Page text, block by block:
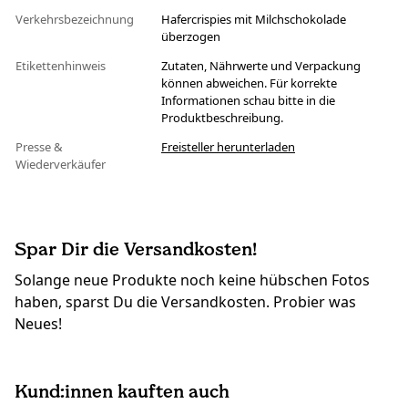
Verkehrsbezeichnung
Hafercrispies mit Milchschokolade
überzogen
Etikettenhinweis
Zutaten, Nährwerte und Verpackung
können abweichen. Für korrekte
Informationen schau bitte in die
Produktbeschreibung.
Presse &
Wiederverkäufer
Freisteller herunterladen
Spar Dir die Versandkosten!
Solange neue Produkte noch keine hübschen Fotos
haben, sparst Du die Versandkosten. Probier was
Neues!
Kund:innen kauften auch